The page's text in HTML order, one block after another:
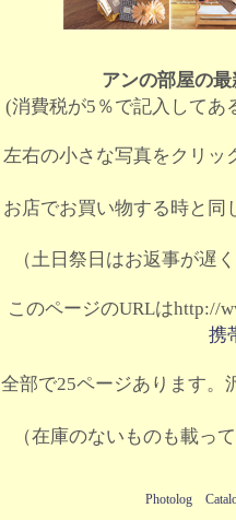
アンの部屋の
(消費税が5％で記入してあ
左右の小さな写真をクリッ
お店でお買い物する時と同
（土日祭日はお返事が遅
このページのURLはhttp://
携
全部で25ページあります。
（在庫のないものも載っ
Photolog